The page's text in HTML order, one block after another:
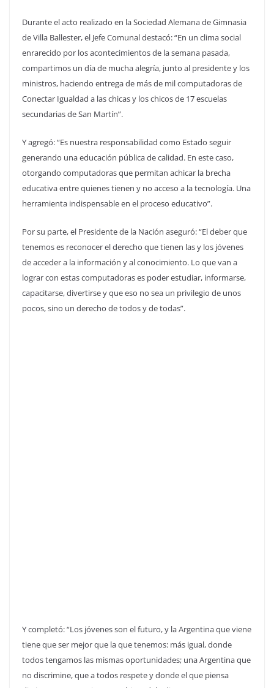
Durante el acto realizado en la Sociedad Alemana de Gimnasia
de Villa Ballester, el Jefe Comunal destacó: “En un clima social
enrarecido por los acontecimientos de la semana pasada,
compartimos un día de mucha alegría, junto al presidente y los
ministros, haciendo entrega de más de mil computadoras de
Conectar Igualdad a las chicas y los chicos de 17 escuelas
secundarias de San Martín”.
Y agregó: “Es nuestra responsabilidad como Estado seguir
generando una educación pública de calidad. En este caso,
otorgando computadoras que permitan achicar la brecha
educativa entre quienes tienen y no acceso a la tecnología. Una
herramienta indispensable en el proceso educativo”.
Por su parte, el Presidente de la Nación aseguró: “El deber que
tenemos es reconocer el derecho que tienen las y los jóvenes
de acceder a la información y al conocimiento. Lo que van a
lograr con estas computadoras es poder estudiar, informarse,
capacitarse, divertirse y que eso no sea un privilegio de unos
pocos, sino un derecho de todos y de todas”.
Y completó: “Los jóvenes son el futuro, y la Argentina que viene
tiene que ser mejor que la que tenemos: más igual, donde
todos tengamos las mismas oportunidades; una Argentina que
no discrimine, que a todos respete y donde el que piensa